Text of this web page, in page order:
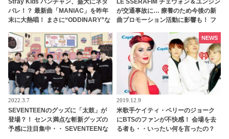
バレ！？ 最新曲「MANIAC」を昨年
末に大熱唱！ まさに“ODDINARY”な
映像に仰天
が交通事故に… 療養のため今後の新
曲プロモーション活動に影響も！ フ
2022.3.7
SEVENTEENのグッズに「太鼓」が
登場？！ センス満点な斬新グッズの
予感に注目集中・・ SEVENTEENな
2019.12.9
米歌手ケイティ・ペリーのジョーク
にBTSのファンが不快感！ 会場を去
る者も・・いったい何を言ったの？
NEWS